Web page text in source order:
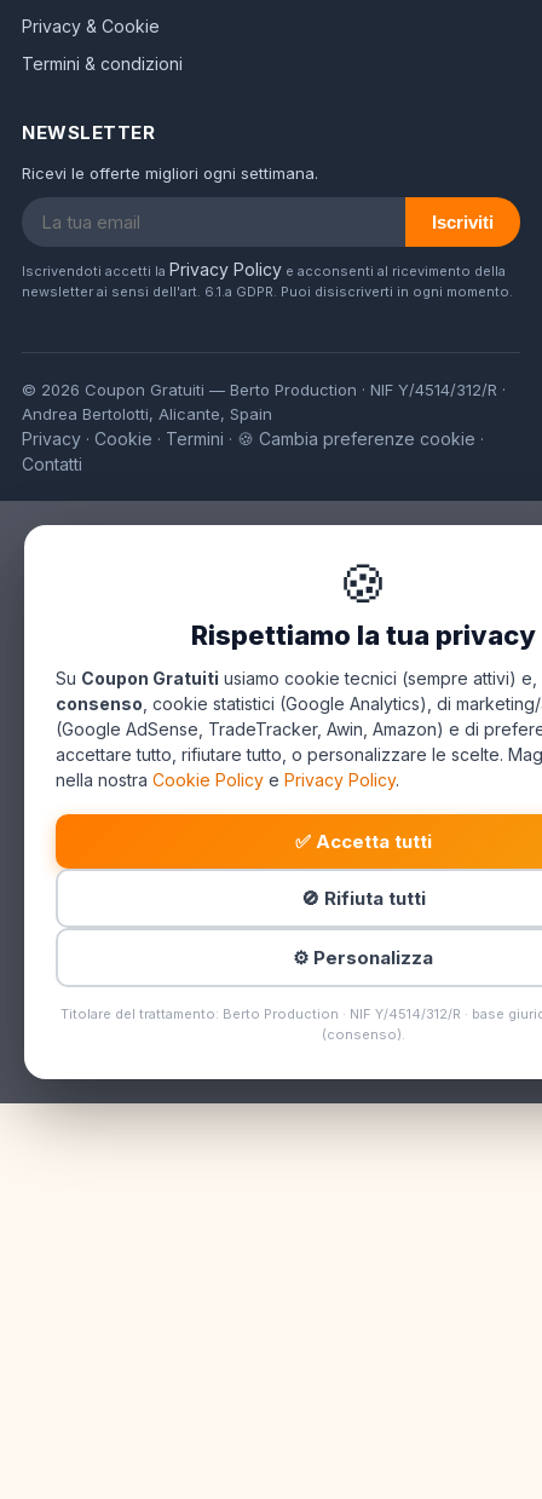
Privacy & Cookie
Termini & condizioni
NEWSLETTER
Ricevi le offerte migliori ogni settimana.
Iscriviti
Iscrivendoti accetti la Privacy Policy e acconsenti al ricevimento della
newsletter ai sensi dell'art. 6.1.a GDPR. Puoi disiscriverti in ogni momento.
© 2026 Coupon Gratuiti — Berto Production · NIF Y/4514/312/R ·
Andrea Bertolotti, Alicante, Spain
Privacy · Cookie · Termini · 🍪 Cambia preferenze cookie ·
Contatti
🍪
Rispettiamo la tua privacy
Su Coupon Gratuiti usiamo cookie tecnici (sempre attivi) e,
consenso , cookie statistici (Google Analytics), di
(Google AdSense, TradeTracker, Awin, Amazon) e di
accettare tutto, rifiutare tutto, o personalizzare le scelte.
nella nostra Cookie Policy e Privacy Policy.
✅ Accetta tutti
🚫 Rifiuta tutti
⚙️ Personalizza
Titolare del trattamento: Berto Production · NIF Y/4514/312/R · base
(consenso).